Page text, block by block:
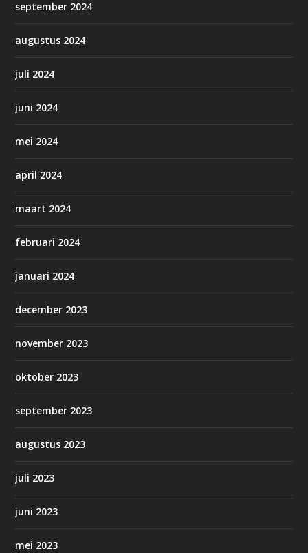
september 2024
augustus 2024
juli 2024
juni 2024
mei 2024
april 2024
maart 2024
februari 2024
januari 2024
december 2023
november 2023
oktober 2023
september 2023
augustus 2023
juli 2023
juni 2023
mei 2023